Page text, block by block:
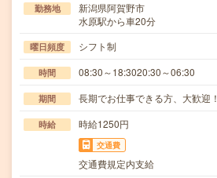
勤務地
新潟県阿賀野市
水原駅から車20分
曜日頻度 シフト制
時間 08:30～18:3020:30～06:30
期間 長期でお仕事できる方、大歓迎！
時給 時給1250円
交通費
交通費規定内支給